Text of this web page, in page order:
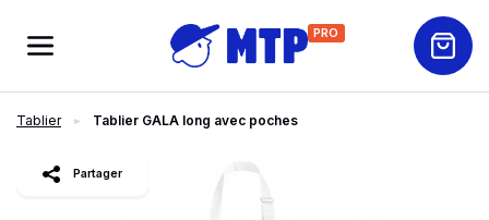
PRO
Tablier Tablier GALA long avec poches
Partager
slide1